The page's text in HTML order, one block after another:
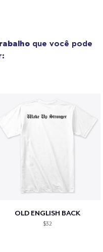
que você pode
OLD ENGLISH BACK
$32